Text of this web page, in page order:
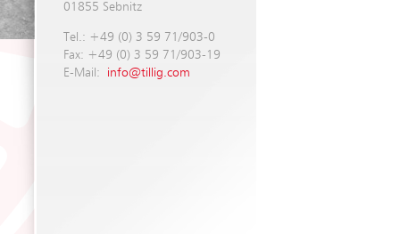
01855 Sebnitz
Tel.: +49 (0) 3 59 71/903-0
Fax: +49 (0) 3 59 71/903-19
E-Mail: info@tillig.com